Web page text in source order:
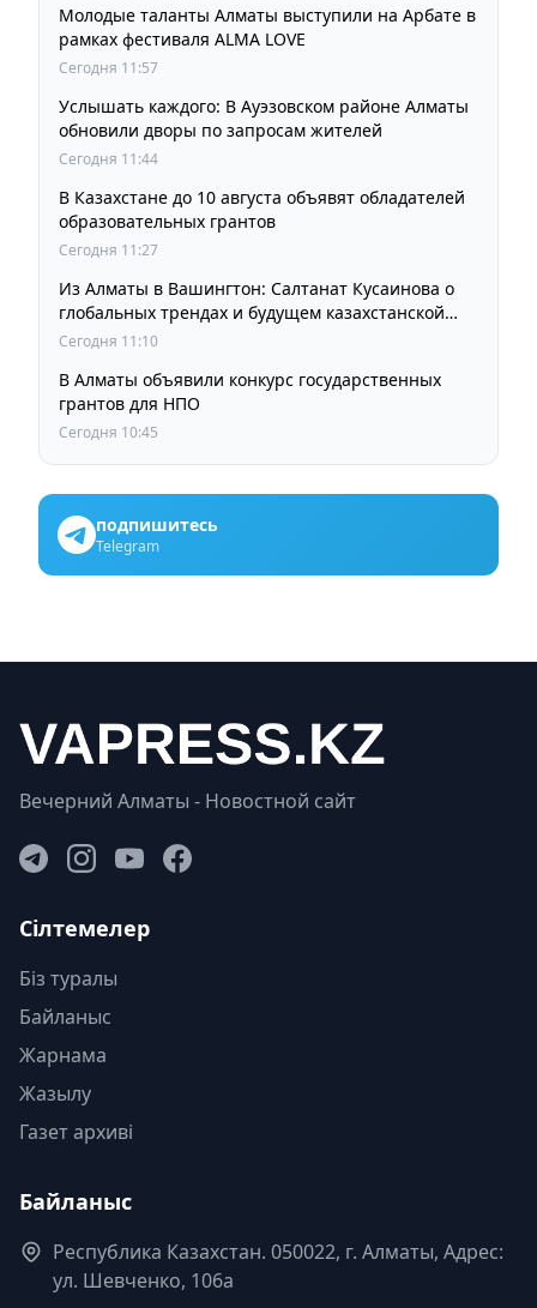
Молодые таланты Алматы выступили на Арбате в
рамках фестиваля ALMA LOVE
Сегодня 11:57
Услышать каждого: В Ауэзовском районе Алматы
обновили дворы по запросам жителей
Сегодня 11:44
В Казахстане до 10 августа объявят обладателей
образовательных грантов
Сегодня 11:27
Из Алматы в Вашингтон: Салтанат Кусаинова о
глобальных трендах и будущем казахстанской
школы
Сегодня 11:10
В Алматы объявили конкурс государственных
грантов для НПО
Сегодня 10:45
подпишитесь
Telegram
Вечерний Алматы - Новостной сайт
Сілтемелер
Біз туралы
Байланыс
Жарнама
Жазылу
Газет архиві
Байланыс
Республика Казахстан. 050022, г. Алматы, Адрес:
ул. Шевченко, 106а